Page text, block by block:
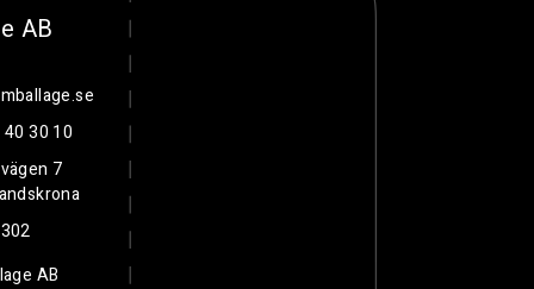
AB
30 10
7
AB